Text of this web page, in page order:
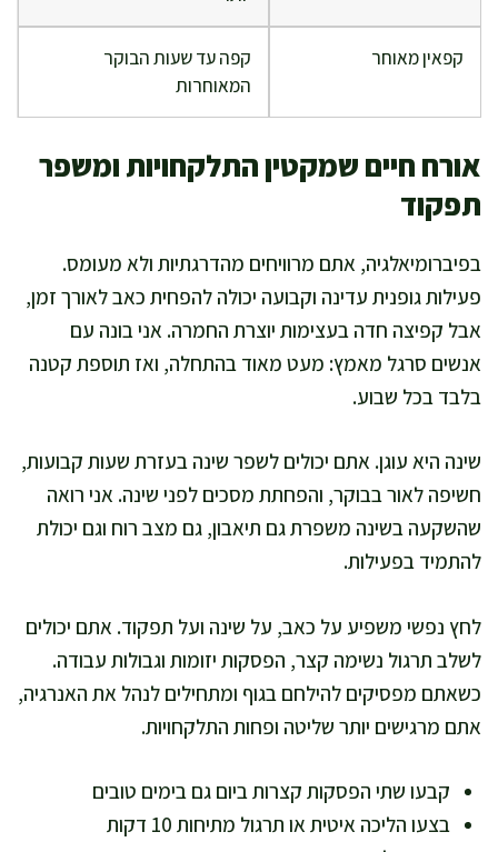
קפאין מאוחר
קפה עד שעות הבוקר
המאוחרות
אורח חיים שמקטין התלקחויות ומשפר
תפקוד
בפיברומיאלגיה, אתם מרוויחים מהדרגתיות ולא מעומס.
פעילות גופנית עדינה וקבועה יכולה להפחית כאב לאורך זמן,
אבל קפיצה חדה בעצימות יוצרת החמרה. אני בונה עם
אנשים סרגל מאמץ: מעט מאוד בהתחלה, ואז תוספת קטנה
בלבד בכל שבוע.
שינה היא עוגן. אתם יכולים לשפר שינה בעזרת שעות קבועות,
חשיפה לאור בבוקר, והפחתת מסכים לפני שינה. אני רואה
שהשקעה בשינה משפרת גם תיאבון, גם מצב רוח וגם יכולת
להתמיד בפעילות.
לחץ נפשי משפיע על כאב, על שינה ועל תפקוד. אתם יכולים
לשלב תרגול נשימה קצר, הפסקות יזומות וגבולות עבודה.
כשאתם מפסיקים להילחם בגוף ומתחילים לנהל את האנרגיה,
אתם מרגישים יותר שליטה ופחות התלקחויות.
קבעו שתי הפסקות קצרות ביום גם בימים טובים
בצעו הליכה איטית או תרגול מתיחות 10 דקות